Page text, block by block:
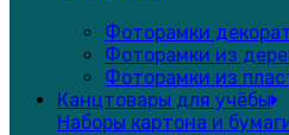
Фоторамки
Фоторамки из
Фоторамки из
Канцтовары для учёбы
Наборы картона и